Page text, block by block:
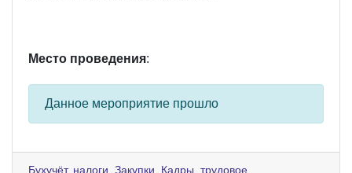
Место проведения:
Данное мероприятие прошло
Бухучёт, налоги Закупки
Кадры, трудовое